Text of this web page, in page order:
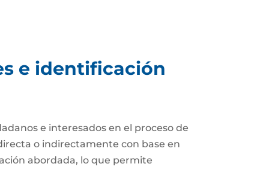
e identificación
e interesados en el proceso de
o indirectamente con base en
abordada, lo que permite